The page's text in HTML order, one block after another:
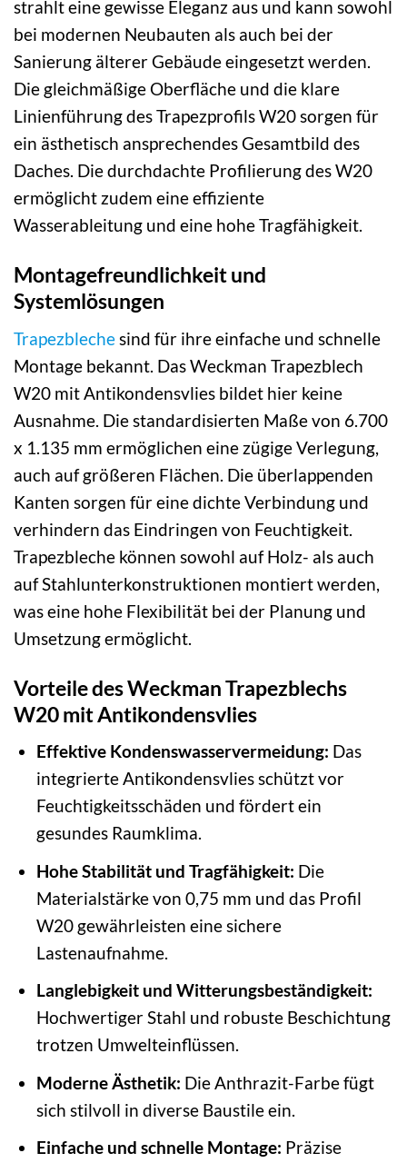
strahlt eine gewisse Eleganz aus und kann sowohl
bei modernen Neubauten als auch bei der
Sanierung älterer Gebäude eingesetzt werden.
Die gleichmäßige Oberfläche und die klare
Linienführung des Trapezprofils W20 sorgen für
ein ästhetisch ansprechendes Gesamtbild des
Daches. Die durchdachte Profilierung des W20
ermöglicht zudem eine effiziente
Wasserableitung und eine hohe Tragfähigkeit.
Montagefreundlichkeit und
Systemlösungen
Trapezblechesind für ihre einfache und schnelle
Montage bekannt. Das Weckman Trapezblech
W20 mit Antikondensvlies bildet hier keine
Ausnahme. Die standardisierten Maße von 6.700
x 1.135 mm ermöglichen eine zügige Verlegung,
auch auf größeren Flächen. Die überlappenden
Kanten sorgen für eine dichte Verbindung und
verhindern das Eindringen von Feuchtigkeit.
Trapezbleche können sowohl auf Holz- als auch
auf Stahlunterkonstruktionen montiert werden,
was eine hohe Flexibilität bei der Planung und
Umsetzung ermöglicht.
Vorteile des Weckman Trapezblechs
W20 mit Antikondensvlies
Effektive Kondenswasservermeidung: Das
integrierte Antikondensvlies schützt vor
Feuchtigkeitsschäden und fördert ein
gesundes Raumklima.
Hohe Stabilität und Tragfähigkeit: Die
Materialstärke von 0,75 mm und das Profil
W20 gewährleisten eine sichere
Lastenaufnahme.
Langlebigkeit und Witterungsbeständigkeit:
Hochwertiger Stahl und robuste Beschichtung
trotzen Umwelteinflüssen.
Moderne Ästhetik: Die Anthrazit-Farbe fügt
sich stilvoll in diverse Baustile ein.
Einfache und schnelle Montage: Präzise